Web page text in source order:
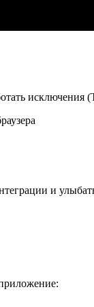
исключения
и